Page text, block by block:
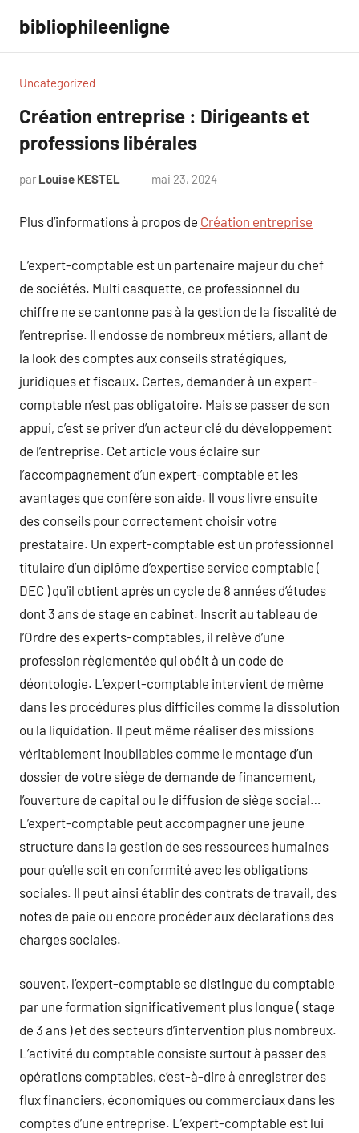
contenu
bibliophileenligne
Uncategorized
Création entreprise : Dirigeants et
professions libérales
par Louise KESTEL mai 23, 2024
Plus d’informations à propos de Création entreprise
L’expert-comptable est un partenaire majeur du chef
de sociétés. Multi casquette, ce professionnel du
chiffre ne se cantonne pas à la gestion de la fiscalité de
l’entreprise. Il endosse de nombreux métiers, allant de
la look des comptes aux conseils stratégiques,
juridiques et fiscaux. Certes, demander à un expert-
comptable n’est pas obligatoire. Mais se passer de son
appui, c’est se priver d’un acteur clé du développement
de l’entreprise. Cet article vous éclaire sur
l’accompagnement d’un expert-comptable et les
avantages que confère son aide. Il vous livre ensuite
des conseils pour correctement choisir votre
prestataire. Un expert-comptable est un professionnel
titulaire d’un diplôme d’expertise service comptable (
DEC ) qu’il obtient après un cycle de 8 années d’études
dont 3 ans de stage en cabinet. Inscrit au tableau de
l’Ordre des experts-comptables, il relève d’une
profession règlementée qui obéit à un code de
déontologie. L’expert-comptable intervient de même
dans les procédures plus difficiles comme la dissolution
ou la liquidation. Il peut même réaliser des missions
véritablement inoubliables comme le montage d’un
dossier de votre siège de demande de financement,
l’ouverture de capital ou le diffusion de siège social…
L’expert-comptable peut accompagner une jeune
structure dans la gestion de ses ressources humaines
pour qu’elle soit en conformité avec les obligations
sociales. Il peut ainsi établir des contrats de travail, des
notes de paie ou encore procéder aux déclarations des
charges sociales.
souvent, l’expert-comptable se distingue du comptable
par une formation significativement plus longue ( stage
de 3 ans ) et des secteurs d’intervention plus nombreux.
L’activité du comptable consiste surtout à passer des
opérations comptables, c’est-à-dire à enregistrer des
flux financiers, économiques ou commerciaux dans les
comptes d’une entreprise. L’expert-comptable est lui